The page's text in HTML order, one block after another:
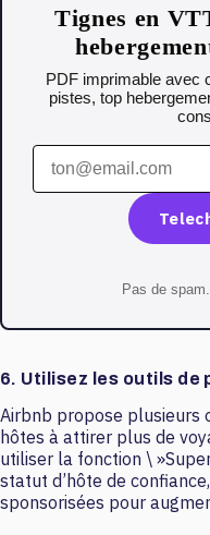
Tignes en
PDF imprimable avec
pistes, top
Pas de
6. Utilisez les outils de
Airbnb propose plusieurs
hôtes à attirer plus de
utiliser la fonction \
statut d’hôte de
sponsorisées pour